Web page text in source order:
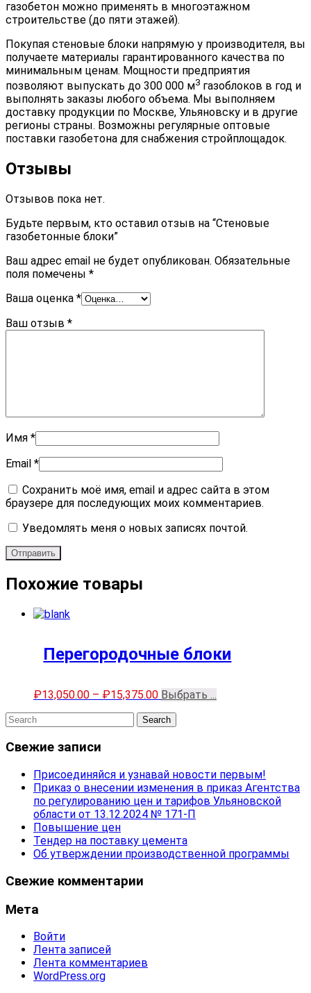
газобетон можно применять в многоэтажном
строительстве (до пяти этажей).
Покупая стеновые блоки напрямую у производителя, вы
получаете материалы гарантированного качества по
минимальным ценам. Мощности предприятия
позволяют выпускать до 300 000 м3 газоблоков в год и
выполнять заказы любого объема. Мы выполняем
доставку продукции по Москве, Ульяновску и в другие
регионы страны. Возможны регулярные оптовые
поставки газобетона для снабжения стройплощадок.
Отзывы
Отзывов пока нет.
Будьте первым, кто оставил отзыв на “Стеновые
газобетонные блоки”
Ваш адрес email не будет опубликован. Обязательные
поля помечены *
Ваша оценка *
Ваш отзыв *
Имя *
Email *
Сохранить моё имя, email и адрес сайта в этом
браузере для последующих моих комментариев.
Уведомлять меня о новых записях почтой.
Похожие товары
Перегородочные блоки
₽13,050.00 – ₽15,375.00 Выбрать ...
Свежие записи
Присоединяйся и узнавай новости первым!
Приказ о внесении изменения в приказ Агентства
по регулированию цен и тарифов Ульяновской
области от 13.12.2024 № 171-П
Повышение цен
Тендер на поставку цемента
Об утверждении производственной программы
Свежие комментарии
Мета
Войти
Лента записей
Лента комментариев
WordPress.org